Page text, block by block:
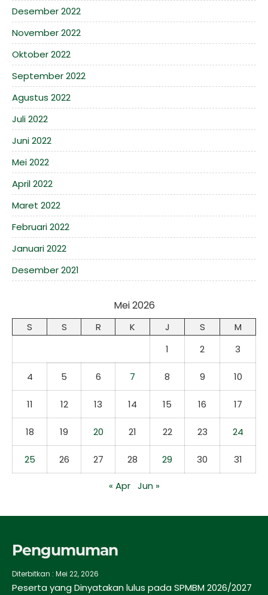
Desember 2022
November 2022
Oktober 2022
September 2022
Agustus 2022
Juli 2022
Juni 2022
Mei 2022
April 2022
Maret 2022
Februari 2022
Januari 2022
Desember 2021
Mei 2026
S S R K J S
M
1
2 3
4 5 6 7 8 9 10
11 12 13 14 15 16 17
18 19 20 21 22 23 24
25 26 27 28 29 30 31
« Apr Jun »
Pengumuman
Diterbitkan : Mei 22, 2026
Peserta yang Dinyatakan lulus pada SPMBM 2026/2027